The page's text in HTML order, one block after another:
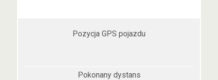
Pozycja GPS pojazdu
Pokonany dystans